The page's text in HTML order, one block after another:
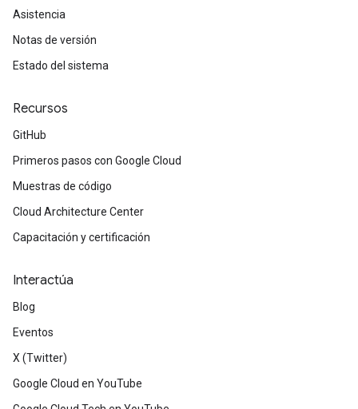
Asistencia
Notas de versión
Estado del sistema
Recursos
GitHub
Primeros pasos con Google Cloud
Muestras de código
Cloud Architecture Center
Capacitación y certificación
Interactúa
Blog
Eventos
X (Twitter)
Google Cloud en YouTube